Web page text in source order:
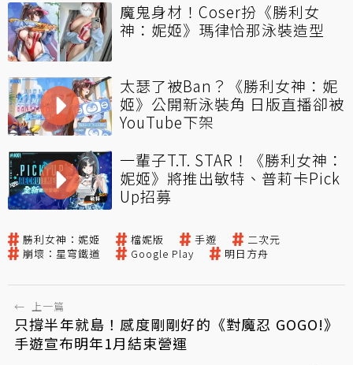
魔鬼身材！Coser扮《勝利女
神：妮姬》瑪律恰那泳裝造型
太瑟了被Ban？《勝利女神：妮
姬》公開新泳裝角 日版直播卻被
YouTube下架
一輩子T.T. STAR！《勝利女神：
妮姬》將推出敏特、普莉卡Pick
Up招募
勝利女神：妮姬 檔妮版 手遊
二次元
崩壞：星穹鐵道
Google Play 明日方舟
← 上一篇
只撐半年就島！感度剛剛好的《對魔忍 GOGO!》
手遊宣布明年1月結束營運